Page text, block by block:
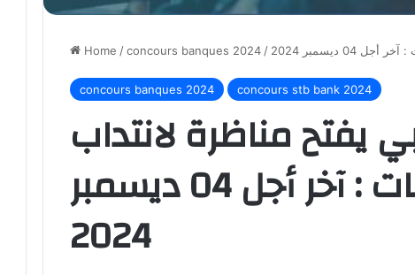
Home /concours banques 2024/ ديسمبر 2024
concours banques 2024 concours stb bank 2024
يفتح مناظرة لانتداب
عديد الاختصاصات : آخر أجل 04 ديسمبر
2024